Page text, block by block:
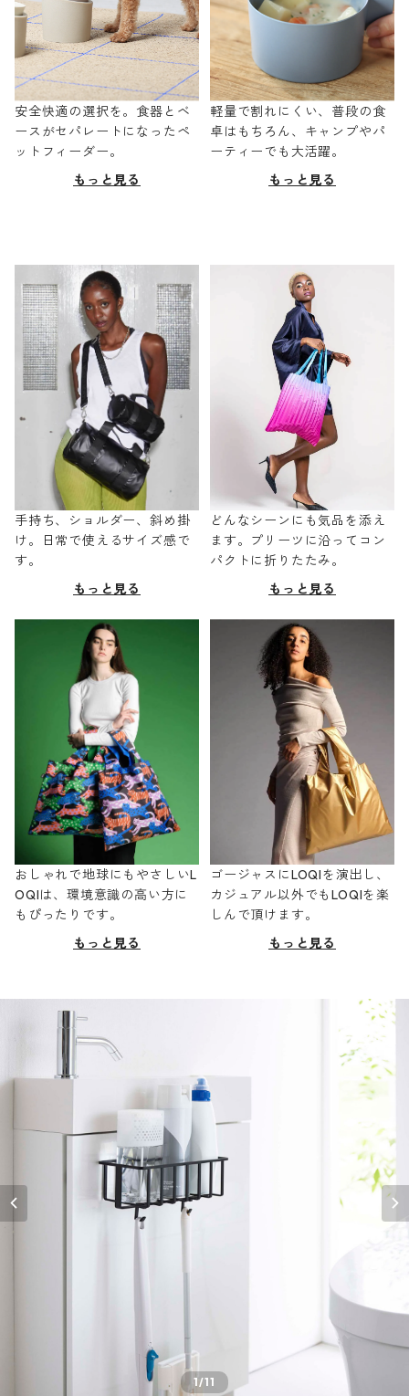
安全快適の選択を。食器とベ
ースがセパレートになったペ
ットフィーダー。
もっと見る
軽量で割れにくい、普段の食
卓はもちろん、キャンプやパ
ーティーでも大活躍。
もっと見る
手持ち、ショルダー、斜め掛
け。日常で使えるサイズ感で
す。
もっと見る
どんなシーンにも気品を添え
ます。プリーツに沿ってコン
パクトに折りたたみ。
もっと見る
おしゃれで地球にもやさしいL
OQIは、環境意識の高い方に
もぴったりです。
もっと見る
ゴージャスにLOQIを演出し、
カジュアル以外でもLOQIを楽
しんで頂けます。
もっと見る
1/11